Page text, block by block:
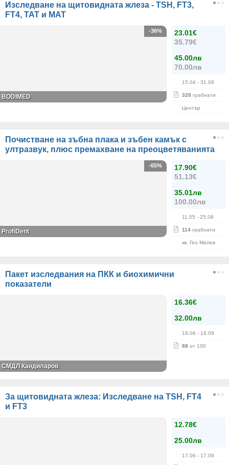
Изследване на щитовидната жлеза - TSH, FT3,
FT4, ТАТ и МАТ
23.01€
35.79€
45.00лв
70.00лв
15.04 - 31.08
328 грабнати
Център
-36%
BODIMED
Почистване на зъбна плака и зъбен камък с
ултразвук, плюс премахване на преоцветяванията
17.90€
51.13€
35.01лв
100.00лв
11.05 - 25.08
114 грабнати
кв. Гео Милев
-65%
ProfiDent
Пакет изследвания на ПКК и биохимични
показатели
16.36€
32.00лв
18.06 - 18.09
88 от 100
СМДЛ Кандиларов
За щитовидната жлеза: Изследване на TSH, FT4
и FT3
12.78€
25.00лв
17.06 - 17.09